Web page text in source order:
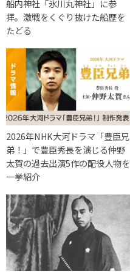
船内神社「氷川丸神社」に参
拝。激戦をくぐり抜けた船歴を
たどる
2026年NHK大河ドラマ「豊臣兄
弟！」で豊臣秀長を演じる仲野
太賀の過去出演5作の配役人物を
一挙紹介